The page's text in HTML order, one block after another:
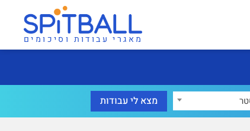
מאגרי עבודות וסיכומים